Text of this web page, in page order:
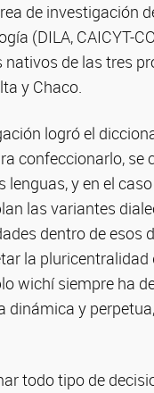
de investigación
(DILA, CAICYT-
de las tres
y Chaco.
logró el
confeccionarlo, se
y en el
las variantes
dentro de esos
la
wichí siempre ha
y
todo tipo de